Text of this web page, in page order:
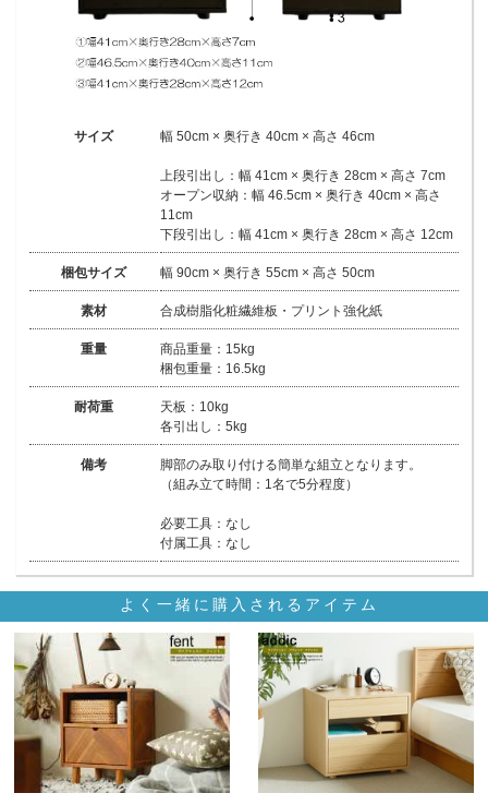
サイズ 幅 50cm × 奥行き 40cm × 高さ 46cm
上段引出し：幅 41cm × 奥行き 28cm × 高さ 7cm
オープン収納：幅 46.5cm × 奥行き 40cm × 高さ
11cm
下段引出し：幅 41cm × 奥行き 28cm × 高さ 12cm
梱包サイズ 幅 90cm × 奥行き 55cm × 高さ 50cm
素材 合成樹脂化粧繊維板・プリント強化紙
重量
商品重量：15kg
梱包重量：16.5kg
耐荷重
天板：10kg
各引出し：5kg
備考
脚部のみ取り付ける簡単な組立となります。
（組み立て時間：1名で5分程度）
必要工具：なし
付属工具：なし
よく一緒に購入されるアイテム